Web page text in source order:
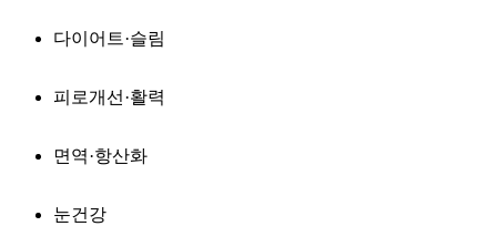
다이어트·슬림
피로개선·활력
면역·항산화
눈건강